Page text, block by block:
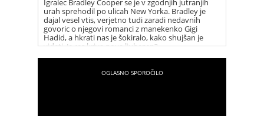
Igralec Bradley Cooper se je v zgodnjih jutranjih
urah sprehodil po ulicah New Yorka. Bradley je
dajal vesel vtis, verjetno tudi zaradi nedavnih
govoric o njegovi romanci z manekenko Gigi
Hadid, a hkrati nas je šokiralo, kako shujšan je
videti. Je res kriva nova ljubezen?